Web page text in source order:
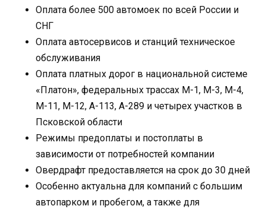
Оплата более 500 автомоек по всей России и
СНГ
Оплата автосервисов и станций техническое
обслуживания
Оплата платных дорог в национальной системе
«Платон», федеральных трассах М-1, М-3, М-4,
М-11, М-12, А-113, А-289 и четырех участков в
Псковской области
Режимы предоплаты и постоплаты в
зависимости от потребностей компании
Овердрафт предоставляется на срок до 30 дней
Особенно актуальна для компаний с большим
автопарком и пробегом, а также для